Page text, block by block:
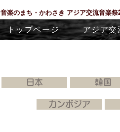
音楽のまち・かわさき アジア交流音楽
トップページ アジア
日本 韓国
カンボジア